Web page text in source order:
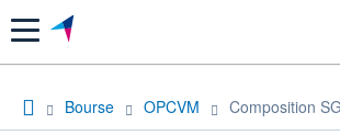
Menu
Bourse OPCVM Composition